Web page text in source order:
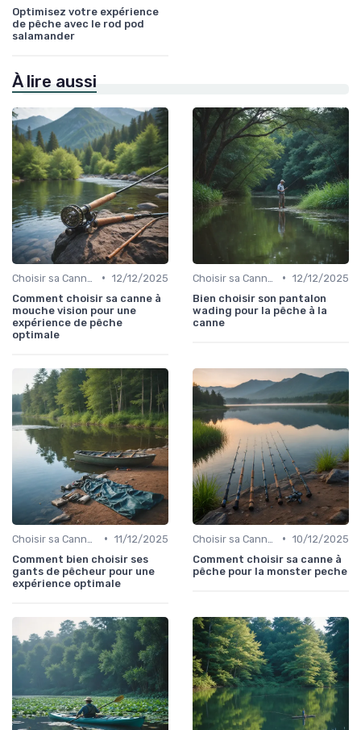
Optimisez votre expérience
de pêche avec le rod pod
salamander
À lire aussi
• 12/12/2025
Comment choisir sa canne à
mouche vision pour une
expérience de pêche
optimale
• 12/12/2025
Bien choisir son pantalon
wading pour la pêche à la
canne
• 11/12/2025
Comment bien choisir ses
gants de pêcheur pour une
expérience optimale
• 10/12/2025
Comment choisir sa canne à
pêche pour la monster peche